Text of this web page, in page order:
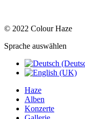
© 2022 Colour Haze
Sprache auswählen
Haze
Alben
Konzerte